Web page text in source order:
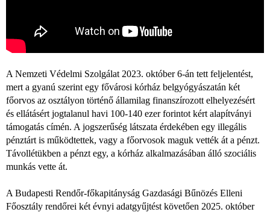
A Nemzeti Védelmi Szolgálat 2023. október 6-án tett feljelentést,
mert a gyanú szerint egy fővárosi kórház belgyógyászatán két
főorvos az osztályon történő államilag finanszírozott elhelyezésért
és ellátásért jogtalanul havi 100-140 ezer forintot kért alapítványi
támogatás címén. A jogszerűség látszata érdekében egy illegális
pénztárt is működtettek, vagy a főorvosok maguk vették át a pénzt.
Távollétükben a pénzt egy, a kórház alkalmazásában álló szociális
munkás vette át.
A Budapesti Rendőr-főkapitányság Gazdasági Bűnözés Elleni
Főosztály rendőrei két évnyi adatgyűjtést követően 2025. október